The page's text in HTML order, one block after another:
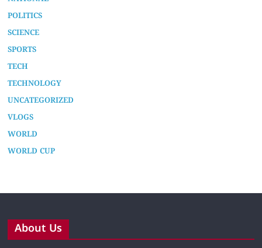
POLITICS
SCIENCE
SPORTS
TECH
TECHNOLOGY
UNCATEGORIZED
VLOGS
WORLD
WORLD CUP
About Us